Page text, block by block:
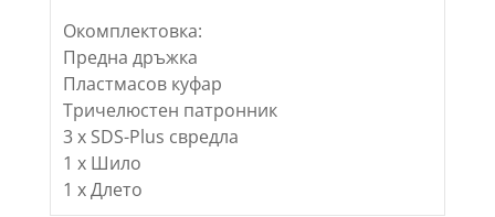
Окомплектовка:
Предна дръжка
Пластмасов куфар
Тричелюстен патронник
3 х SDS-Plus свредла
1 x Шило
1 х Длето